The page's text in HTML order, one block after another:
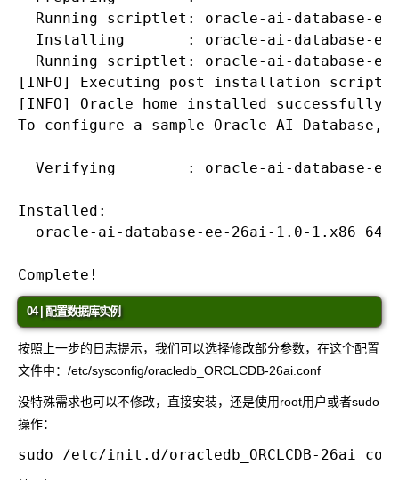
Running scriptlet: oracle-ai-database-
Installing       : oracle-ai-database-
Running scriptlet: oracle-ai-database-
[INFO] Executing post installation
[INFO] Oracle home installed successfully
To configure a sample Oracle AI
Verifying        : oracle-ai-database-
Installed:
oracle-
04 | 配置数据库实例
按照上一步的日志提示，我们可以选择修改部分参数，在这个配置
文件中： /etc/sysconfig/oracledb_ORCLCDB-26ai.conf
没特殊需求也可以不修改，直接安装，还是使用root用户或者sudo
操作：